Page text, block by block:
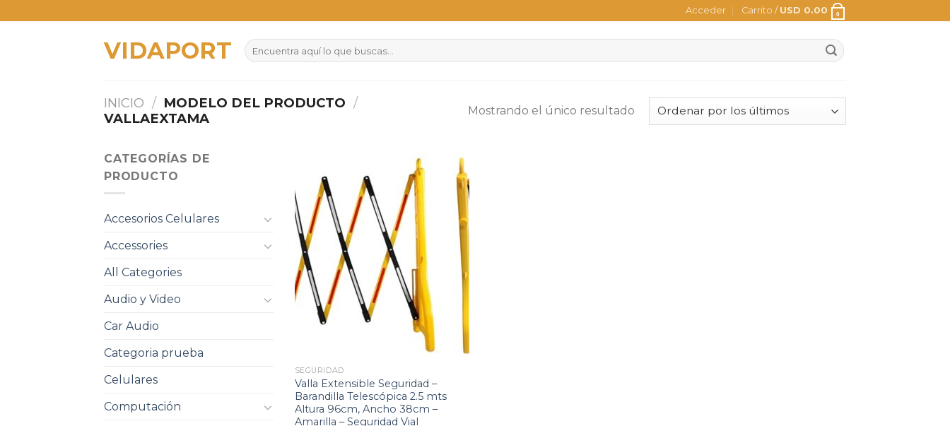
to
Acceder Carrito / USD 0.00 0
VIDAPORT
Buscar
por:
INICIO / MODELO DEL PRODUCTO /
VALLAEXTAMA
Mostrando el único resultado
CATEGORÍAS DE
PRODUCTO
Accesorios Celulares
Accessories
All Categories
Audio y Video
Car Audio
Categoria prueba
Celulares
Computación
SEGURIDAD
Valla Extensible Seguridad –
Barandilla Telescópica 2.5 mts
Altura 96cm, Ancho 38cm –
Amarilla – Seguridad Vial